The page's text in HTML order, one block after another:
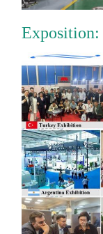
Exposition: